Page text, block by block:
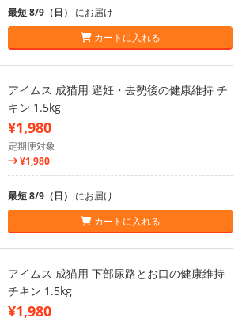
最短 8/9（日） にお届け
カートに入れる
アイムス 成猫用 避妊・去勢後の健康維持 チ
キン 1.5kg
¥1,980
定期便対象
¥1,980
最短 8/9（日） にお届け
カートに入れる
アイムス 成猫用 下部尿路とお口の健康維持
チキン 1.5kg
¥1,980